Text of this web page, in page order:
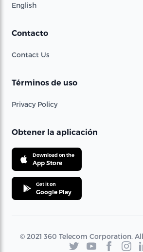
English
Contacto
Contact Us
Términos de uso
Privacy Policy
Obtener la aplicación
Download on the
App Store
Get it on
Google Play
© 2021 360 Telecom Corporation.